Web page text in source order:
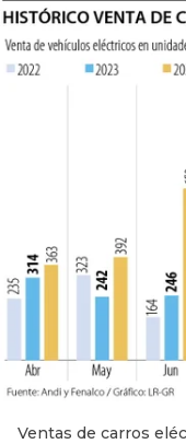
Ventas de carros